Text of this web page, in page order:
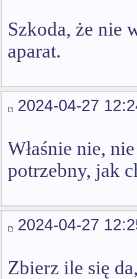
Szkoda, że nie
aparat.
2024-04-27
Właśnie nie,
potrzebny, jak
2024-04-27
Zbierz ile się